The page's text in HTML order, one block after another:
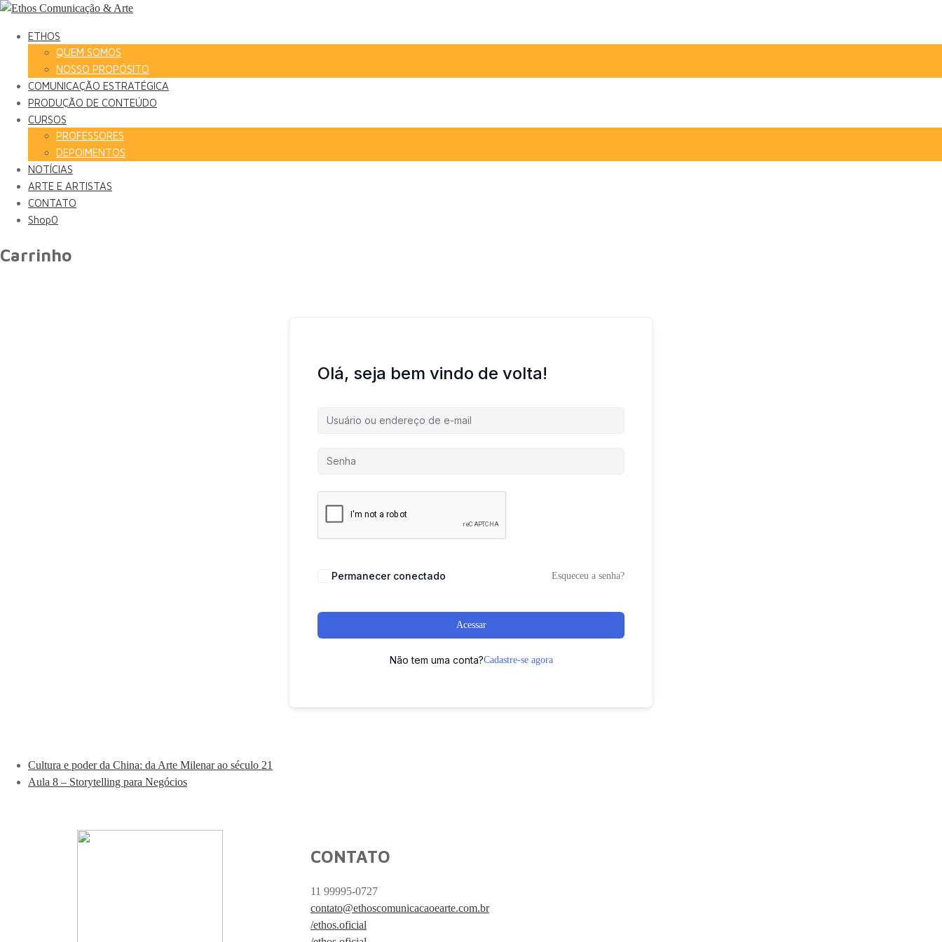
ETHOS
QUEM SOMOS
NOSSO PROPÓSITO
COMUNICAÇÃO ESTRATÉGICA
PRODUÇÃO DE CONTEÚDO
CURSOS
PROFESSORES
DEPOIMENTOS
NOTÍCIAS
ARTE E ARTISTAS
CONTATO
Shop0
Carrinho
Olá, seja bem vindo de volta!
Permanecer conectado Esqueceu a senha?
Acessar
Não tem uma conta?Cadastre-se agora
Cultura e poder da China: da Arte Milenar ao século 21
Aula 8 – Storytelling para Negócios
CONTATO
11 99995-0727
contato@ethoscomunicacaoearte.com.br
/ethos.oficial